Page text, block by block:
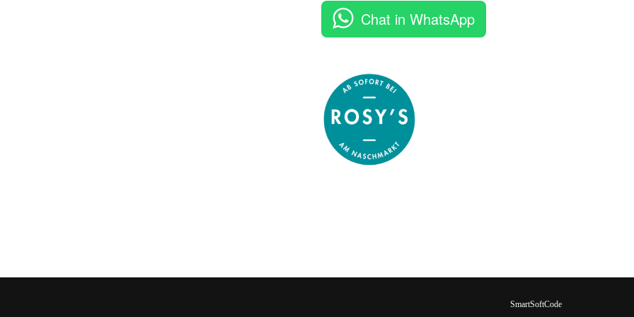
Chat in WhatsApp
SmartSoftCode